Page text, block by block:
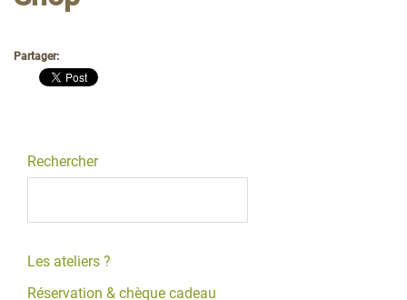
Partager:
Rechercher
Les ateliers ?
Réservation & chèque cadeau